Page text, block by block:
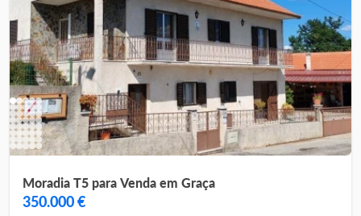
Moradia T5 para Venda em Graça
350.000 €